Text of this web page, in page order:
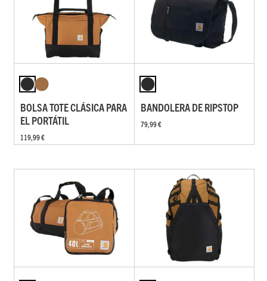
BOLSA TOTE CLÁSICA PARA
EL PORTÁTIL
119,99 €
BANDOLERA DE RIPSTOP
79,99 €